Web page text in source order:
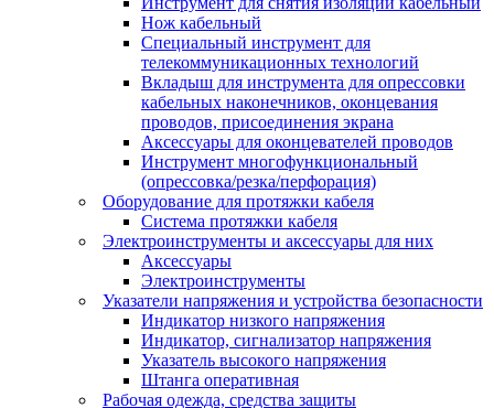
Нож кабельный
Специальный инструмент для
телекоммуникационных технологий
Вкладыш для инструмента для опрессовки
кабельных наконечников, оконцевания
проводов, присоединения экрана
Аксессуары для оконцевателей проводов
Инструмент многофункциональный
(опрессовка/резка/перфорация)
Оборудование для протяжки кабеля
Система протяжки кабеля
Электроинструменты и аксессуары для них
Аксессуары
Электроинструменты
Указатели напряжения и устройства безопасности
Индикатор низкого напряжения
Индикатор, сигнализатор напряжения
Указатель высокого напряжения
Штанга оперативная
Рабочая одежда, средства защиты